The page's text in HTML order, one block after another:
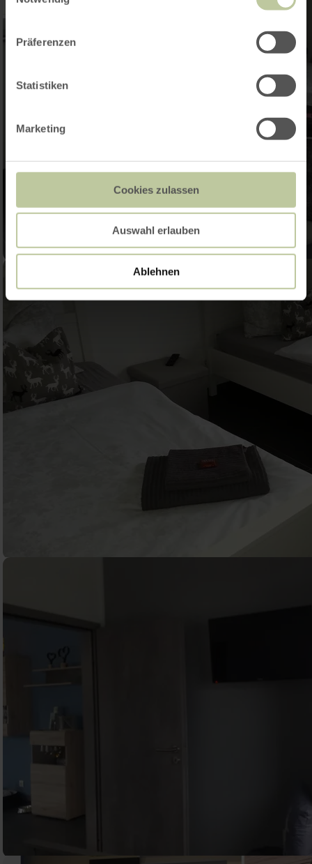
Präferenzen
Statistiken
Marketing
Cookies zulassen
Auswahl erlauben
Ablehnen